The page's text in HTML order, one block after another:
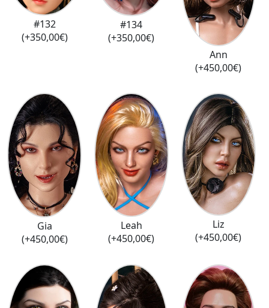
#132
(+350,00€)
#134
(+350,00€)
Ann
(+450,00€)
Gia
(+450,00€)
Leah
(+450,00€)
Liz
(+450,00€)